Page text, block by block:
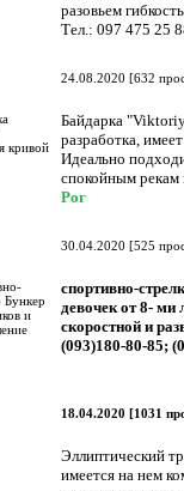
разовьем
Тел.: 097 475 25
24.08.2020 [632
Байдарка
разработка,
Идеально
спокойным
Рог
30.04.2020 [525
спортивно-
девочек от 8- ми
скоростной и
(093)180-80-85;
18.04.2020 [1031
Эллиптический
имеется на нем